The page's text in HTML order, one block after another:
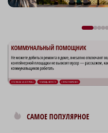
САМОЕ ПОПУЛЯРНОЕ